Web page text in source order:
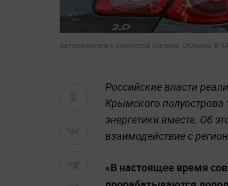
Автолюбитель с канистрой бензина. Обложка ©
Российские власти
Крымского
энергетики вместе. Об
взаимодействие с
«В настоящее время